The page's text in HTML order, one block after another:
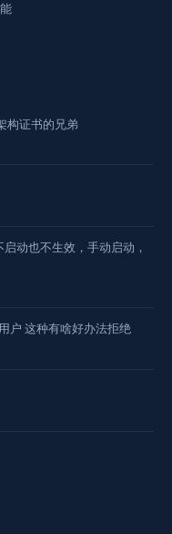
构证书的兄弟
动也不生效，手动启动，
户 这种有啥好办法拒绝